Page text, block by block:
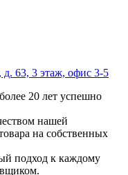
63, 3 этаж, офис 3-5
20 лет успешно
нашей
на собственных
подход к каждому